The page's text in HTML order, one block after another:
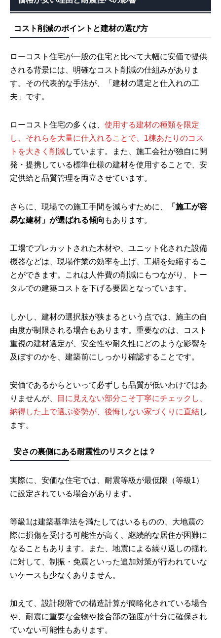
コスト削減のポイントと建材の選び方
ローコスト住宅が一般の住宅と比べて大幅に安価で提供
される背景には、明確なコスト削減の仕組みがありま
す。その代表的な手法が、「建材の選定と仕入れの工
夫」です。
ローコスト住宅の多くは、 使用する建材の種類を限定
し、それらを大量に仕入れることで、1棟あたりのコス
トを大きく削減しています。また、施工会社が独自に開
発・提携している標準仕様の建材を使用することで、安
定供給と品質管理を両立させています。
さらに、現場での施工手間を減らすために、
「施工が容
易な建材」が選ばれる傾向 もあります。
工場でプレカットされた木材や、ユニット化された設備
機器などは、現場作業の効率を上げ、工期を短縮するこ
とができます。これは人件費の削減にもつながり、トー
タルでの建築コストを下げる要因となっています。
しかし、建材の選択肢が狭まるという点では、施主の自
由度が制限される場合もあります。重要なのは、コスト
重視の建材選定が、安全性や耐久性にどのような影響を
及ぼすのかを、建築前にしっかり確認することです。
安価であるからといって必ずしも品質が低いわけではあ
りませんが、
目に見えない部分こそ丁寧にチェックし、
納得した上で選ぶ姿勢が、後悔しない家づくりに直結し
ます。
安さの裏側にある耐震性のリスクとは？
実際に、安価な住宅では、耐震等級が最低限（等級1）
に設定されている場合があります。
等級1は建築基準法を満たしてはいるものの、大地震の
際に損傷を受ける可能性が高く、継続的な居住が困難に
なることもあります。また、地震による繰り返しの揺れ
に対して、制振・免震といった追加対策が行われていな
いケースも少なくありません。
加えて、設計段階での構造計算が簡略化されている場合
や、耐震に重要な金物や接合部の強度が十分に確保され
ていない可能性もあります。